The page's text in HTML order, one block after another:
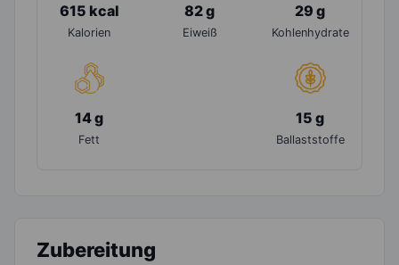
615 kcal
Kalorien
82 g
Eiweiß
29 g
Kohlenhydrate
14 g
Fett
15 g
Ballaststoffe
Zubereitung